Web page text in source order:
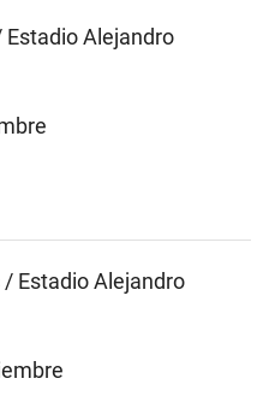
Estadio Alejandro
Estadio Alejandro